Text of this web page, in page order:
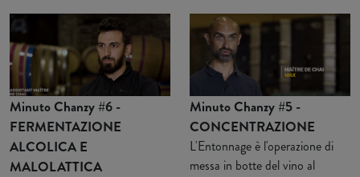
Minuto Chanzy #6 -
FERMENTAZIONE
ALCOLICA E
MALOLATTICA
Minuto Chanzy #5 -
CONCENTRAZIONE
L'Entonnage è l'operazione di
messa in botte del vino al